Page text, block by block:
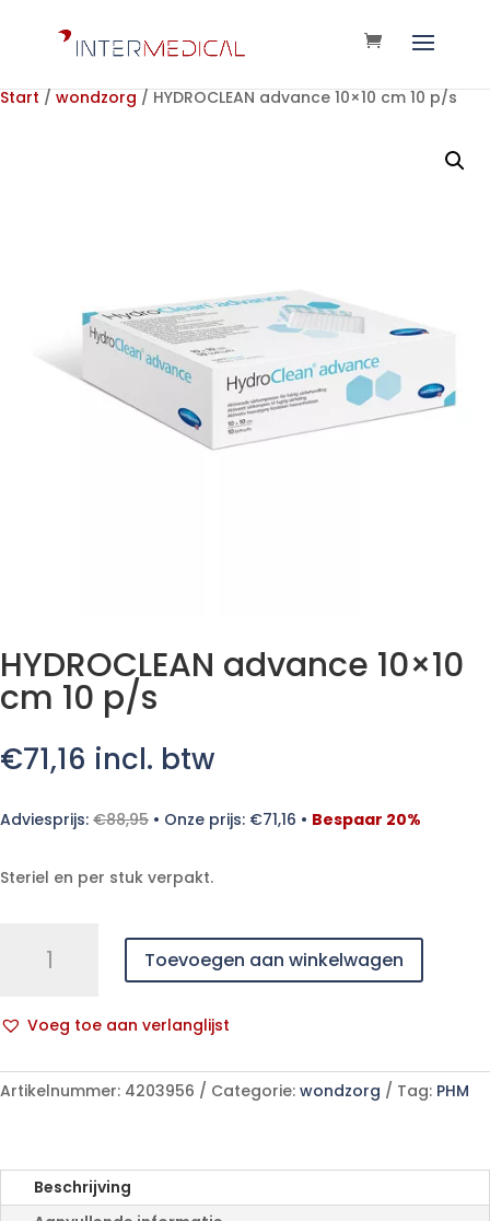
Start / wondzorg / HYDROCLEAN advance 10×10 cm 10 p/s
HYDROCLEAN advance 10×10
cm 10 p/s
€71,16 incl. btw
Adviesprijs: €88,95 • Onze prijs: €71,16 • Bespaar 20%
Steriel en per stuk verpakt.
advance
10
aantal
Toevoegen aan winkelwagen
Voeg toe aan verlanglijst
l
t
n
a
Artikelnummer: 4203956 Categorie: wondzorg Tag: PHM
Beschrijving